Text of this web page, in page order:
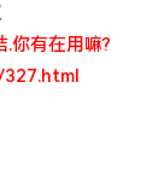
你有在用嘛?